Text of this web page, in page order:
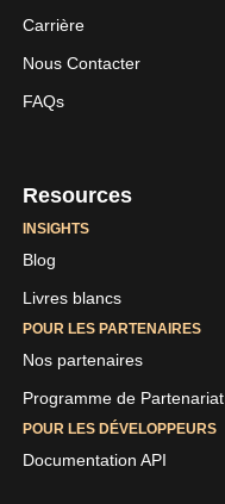
Carrière
Nous Contacter
FAQs
Resources
INSIGHTS
Blog
Livres blancs
POUR LES PARTENAIRES
Nos partenaires
Programme de Partenariat
POUR LES DÉVELOPPEURS
Documentation API
LinkedInYoutube